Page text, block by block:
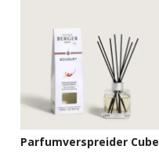
Parfumverspreider Cube